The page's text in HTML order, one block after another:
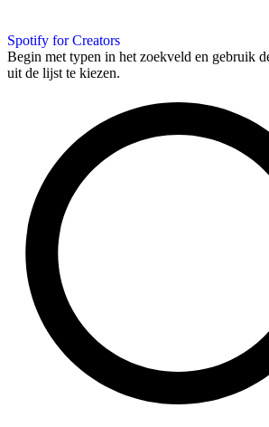
Spotify for Creators
Begin met typen in het zoekveld en gebruik
uit de lijst te kiezen.